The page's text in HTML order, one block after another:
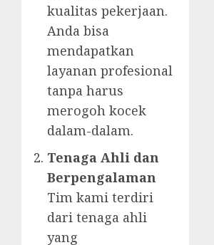
kualitas pekerjaan.
Anda bisa
mendapatkan
layanan profesional
tanpa harus
merogoh kocek
dalam-dalam.
Tenaga Ahli dan
Berpengalaman
Tim kami terdiri
dari tenaga ahli
yang